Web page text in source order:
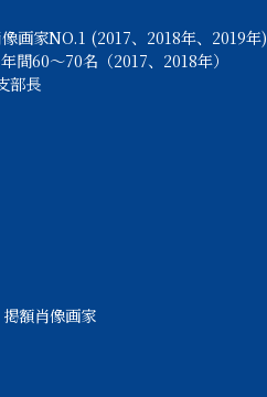
画家NO.1 (2017、2018年、2019年)
間60〜70名（2017、2018年）
部長
額肖像画家